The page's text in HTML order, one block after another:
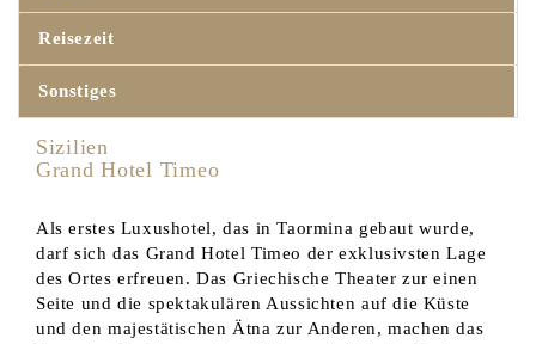
Reisezeit
Sonstiges
Sizilien
Grand Hotel Timeo
Als erstes Luxushotel, das in Taormina gebaut wurde,
darf sich das Grand Hotel Timeo der exklusivsten Lage
des Ortes erfreuen. Das Griechische Theater zur einen
Seite und die spektakulären Aussichten auf die Küste
und den majestätischen Ätna zur Anderen, machen das